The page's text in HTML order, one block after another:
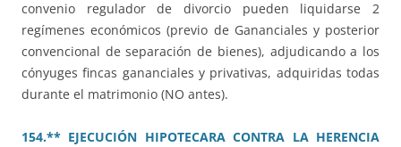
convenio regulador de divorcio pueden liquidarse 2
regímenes económicos (previo de Gananciales y posterior
convencional de separación de bienes), adjudicando a los
cónyuges fincas gananciales y privativas, adquiridas todas
durante el matrimonio (NO antes).
154.** EJECUCIÓN HIPOTECARA CONTRA LA HERENCIA